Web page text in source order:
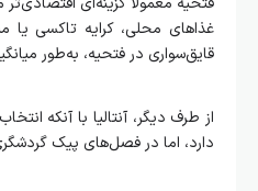
غذاهای محلی، کرایه تاکسی یا
قایق‌سواری در فتحیه، به‌طور
از طرف دیگر، آنتالیا با آنکه
دارد، اما در فصل‌های پیک